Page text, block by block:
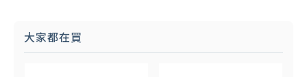
大家都在買